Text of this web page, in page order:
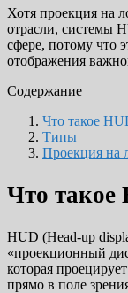
Хотя проекция на
отрасли, системы
сфере, потому что
отображения
Содержание
Что такое
Типы
Проекция на
Что такое
HUD (Head-up
«проекционный
которая
прямо в поле